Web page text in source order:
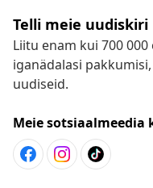
Telli meie uudiskiri
Liitu enam kui 700
iganädalasi
uudiseid.
Meie sotsiaalmeedia